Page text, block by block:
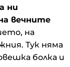
ни
вечните
на
Тук няма
болка и